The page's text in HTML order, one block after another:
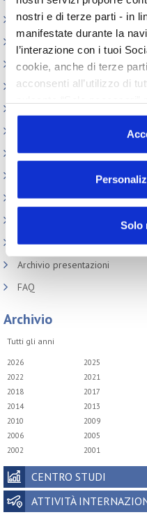
nostri e di terze parti - in
manifestate durante la
l’interazione con i tuoi
cookie, anche di terze
acconsenti all’utilizzo di
o profilazione viene
“Personalizza le scelte”
volontà in relazione a
Solo
Certificati Libera Vendita
Circolari
Normativa cosmetici
Produzione e
Dispositivi Medici
Sicurezza Prodotti cosmetici
Altre normative
Archivio presentazioni
FAQ
Archivio
Tutti gli anni
2026 2025
2022
2021
2018
2017
2014
2013
2010
2009
2006
2005
2002
2001
CENTRO STUDI
ATTIVITÀ